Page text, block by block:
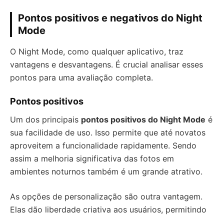
Pontos positivos e negativos do Night
Mode
O Night Mode, como qualquer aplicativo, traz
vantagens e desvantagens. É crucial analisar esses
pontos para uma avaliação completa.
Pontos positivos
Um dos principais pontos positivos do Night Mode é
sua facilidade de uso. Isso permite que até novatos
aproveitem a funcionalidade rapidamente. Sendo
assim a melhoria significativa das fotos em
ambientes noturnos também é um grande atrativo.
As opções de personalização são outra vantagem.
Elas dão liberdade criativa aos usuários, permitindo